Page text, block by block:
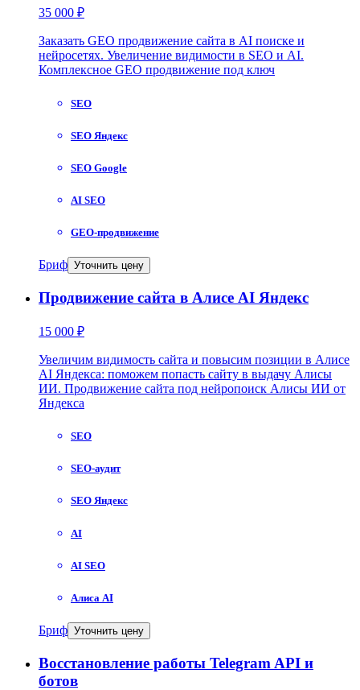
35 000 ₽
Заказать GEO продвижение сайта в AI поиске и
нейросетях. Увеличение видимости в SEO и AI.
Комплексное GEO продвижение под ключ
SEO
SEO Яндекс
SEO Google
AI SEO
GEO-продвижение
Бриф Уточнить цену
Продвижение сайта в Алисе AI Яндекс
15 000 ₽
Увеличим видимость сайта и повысим позиции в Алисе
AI Яндекса: поможем попасть сайту в выдачу Алисы
ИИ. Продвижение сайта под нейропоиск Алисы ИИ от
Яндекса
SEO
SEO-аудит
SEO Яндекс
AI
AI SEO
Алиса AI
Бриф Уточнить цену
Восстановление работы Telegram API и
ботов